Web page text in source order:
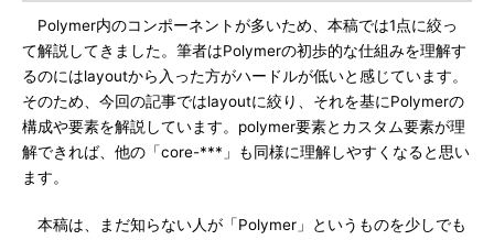
Polymer内のコンポーネントが多いため、本稿では1点に絞っ
て解説してきました。筆者はPolymerの初歩的な仕組みを理解す
るのにはlayoutから入った方がハードルが低いと感じています。
そのため、今回の記事ではlayoutに絞り、それを基にPolymerの
構成や要素を解説しています。polymer要素とカスタム要素が理
解できれば、他の「core-***」も同様に理解しやすくなると思い
ます。
本稿は、まだ知らない人が「Polymer」というものを少しでも